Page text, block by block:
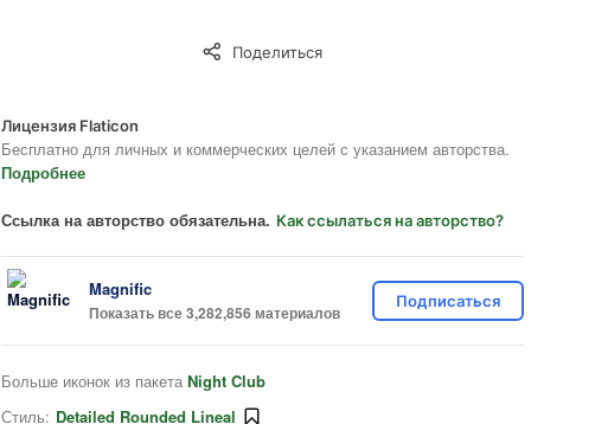
Поделиться
Лицензия Flaticon
Бесплатно для личных и коммерческих целей с указанием авторства.
Подробнее
Ссылка на авторство обязательна. Как ссылаться на авторство?
Magnific
Показать все 3,282,856 материалов
Подписаться
Больше иконок из пакета Night Club
Стиль: Detailed Rounded Lineal